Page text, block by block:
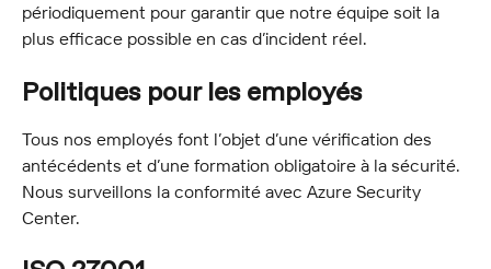
périodiquement pour garantir que notre équipe soit la
plus efficace possible en cas d’incident réel.
Politiques pour les employés
Tous nos employés font l’objet d’une vérification des
antécédents et d’une formation obligatoire à la sécurité.
Nous surveillons la conformité avec Azure Security
Center.